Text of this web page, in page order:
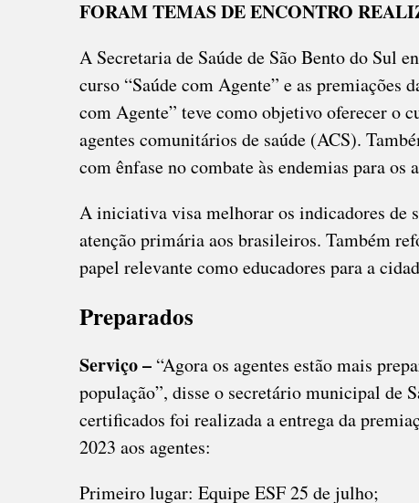
DE
FORAM TEMAS DE ENCONTRO
A Secretaria de Saúde de São Bento do Sul
curso “Saúde com Agente” e as premiações
com Agente” teve como objetivo oferecer o
agentes comunitários de saúde (ACS).
com ênfase no combate às endemias para os
A iniciativa visa melhorar os indicadores de
atenção primária aos brasileiros. Também
papel relevante como educadores para a
Preparados
Serviço – “Agora os agentes estão mais
população”, disse o secretário municipal de
certificados foi realizada a entrega da
2023 aos agentes:
Primeiro lugar: Equipe ESF 25 de julho;